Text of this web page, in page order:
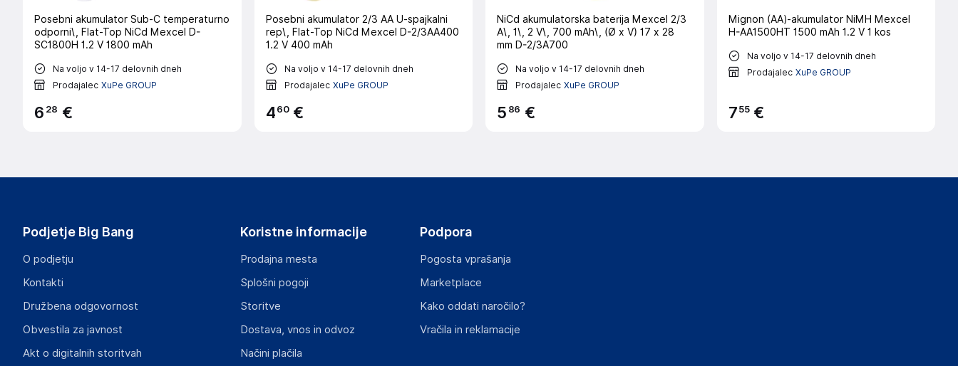
Posebni akumulator Sub-C temperaturno
odporni\, Flat-Top NiCd Mexcel D-
SC1800H 1.2 V 1800 mAh
Na voljo v 14-17 delovnih dneh
Prodajalec XuPe GROUP
6 28 €
Posebni akumulator 2/3 AA U-spajkalni
rep\, Flat-Top NiCd Mexcel D-2/3AA400
1.2 V 400 mAh
Na voljo v 14-17 delovnih dneh
Prodajalec XuPe GROUP
460 €
NiCd akumulatorska baterija Mexcel 2/3
A\, 1\, 2 V\, 700 mAh\, (Ø x V) 17 x 28
mm D-2/3A700
Na voljo v 14-17 delovnih dneh
Prodajalec XuPe GROUP
5 86 €
Mignon (AA)-akumulator NiMH Mexcel
H-AA1500HT 1500 mAh 1.2 V 1 kos
Na voljo v 14-17 delovnih dneh
Prodajalec XuPe GROUP
755 €
Podjetje Big Bang
O podjetju
Kontakti
Družbena odgovornost
Obvestila za javnost
Akt o digitalnih storitvah
Koristne informacije
Prodajna mesta
Splošni pogoji
Storitve
Dostava, vnos in odvoz
Načini plačila
Podpora
Pogosta vprašanja
Marketplace
Kako oddati naročilo?
Vračila in reklamacije